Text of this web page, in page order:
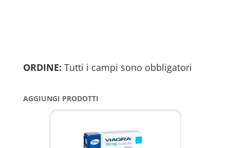
ORDINE: Tutti i campi sono obbligatori
AGGIUNGI PRODOTTI